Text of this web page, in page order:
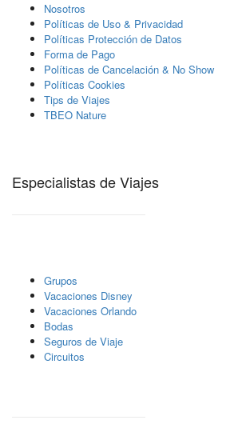
Nosotros
Polí­ticas de Uso & Privacidad
Polí­ticas Protección de Datos
Forma de Pago
Políticas de Cancelación & No Show
Políticas Cookies
Tips de Viajes
TBEO Nature
Especialistas de Viajes
Grupos
Vacaciones Disney
Vacaciones Orlando
Bodas
Seguros de Viaje
Circuitos